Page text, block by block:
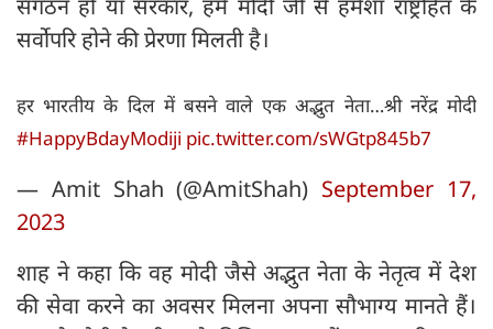
संगठन हो या सरकार, हमें मोदी जी से हमेशा राष्ट्रहित के
सर्वोपरि होने की प्रेरणा मिलती है।
हर भारतीय के दिल में बसने वाले एक अद्भुत नेता…श्री नरेंद्र मोदी
#HappyBdayModiji pic.twitter.com/sWGtp845b7
— Amit Shah (@AmitShah) September 17,
2023
शाह ने कहा कि वह मोदी जैसे अद्भुत नेता के नेतृत्व में देश
की सेवा करने का अवसर मिलना अपना सौभाग्य मानते हैं।